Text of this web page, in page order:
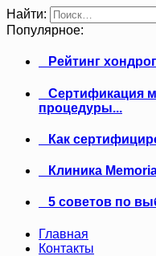
Найти:
Популярное:
Рейтинг
Сертификация
процедуры...
Как
Клиника
5 советов по
Главная
Контакты